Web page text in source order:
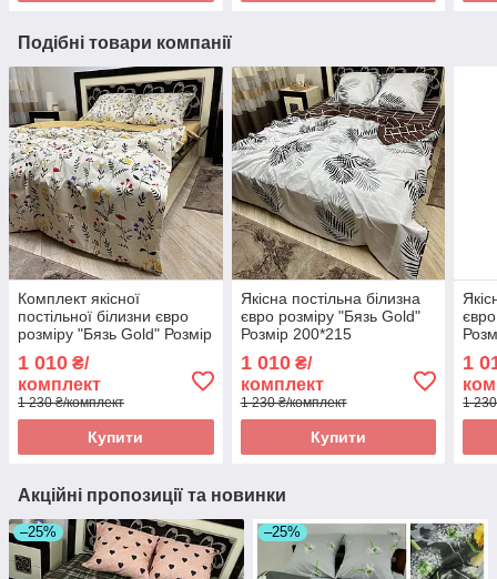
Подібні товари компанії
Комплект якісної
постільної білизни євро
розміру "Бязь Gold" Розмір
200*215
1 010 ₴/
комплект
1 230 ₴/комплект
Купити
Якісна постільна білизна
євро розміру "Бязь Gold"
Розмір 200*215
1 010₴/
комплект
1 230 ₴/комплект
Купити
1
1
Акційні пропозиції та новинки
–25% –25%